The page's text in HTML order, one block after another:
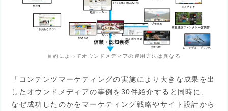
目的によってオウンドメディアの運用方法は異なる
「コンテンツマーケティングの実施により大きな成果を出
したオウンドメディアの事例を30件紹介すると同時に、
なぜ成功したのかをマーケティング戦略やサイト設計から